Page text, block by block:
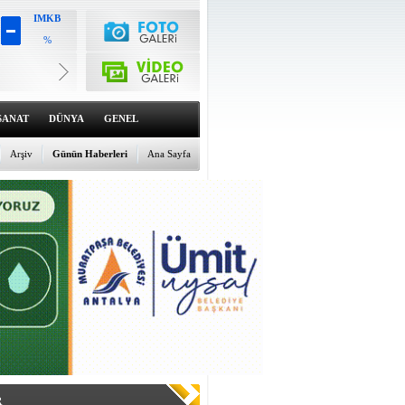
IMKB
%
6628.91
%2.29
47.7034
%0.11
Euro
55.0372
%-0.05
DÜNYA GENEL
Ana Sayfa
Günün Haberleri
Arşiv